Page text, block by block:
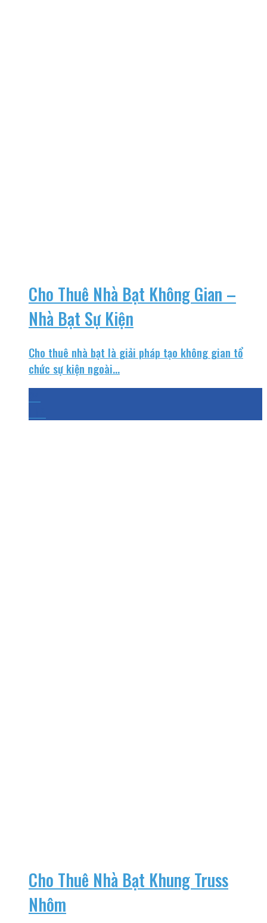
Cho Thuê Nhà Bạt Không Gian –
Nhà Bạt Sự Kiện
Cho thuê nhà bạt là giải pháp tạo không gian tổ
chức sự kiện ngoài...
Cho Thuê Nhà Bạt Khung Truss
Nhôm